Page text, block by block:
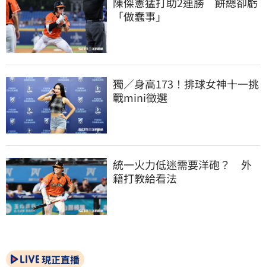
「做蠢事」
獨／身高173！排球女神十一挑
戰mini徵選
統一火力低迷需要洋砲？　外
籍打教給看法
現正直播